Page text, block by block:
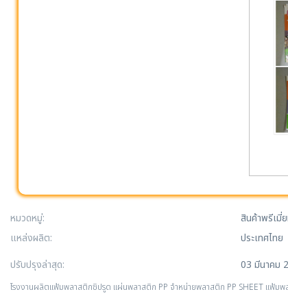
หมวดหมู่:
สินค้าพรีเมี่
แหล่งผลิต:
ประเทศไทย
ปรับปรุงล่าสุด:
03 มีนาคม
โรงงานผลิตแฟ้มพลาสติกซิปรูด แผ่นพลาสติก PP จำหน่ายพลาสติก PP SHEET แฟ้มพ